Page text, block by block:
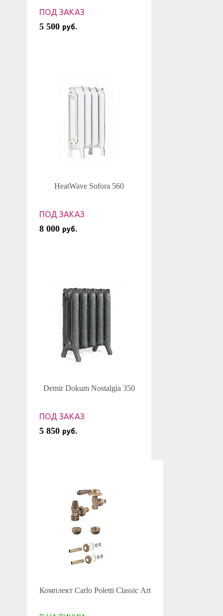
ПОД ЗАКАЗ
5 500 руб.
HeatWave Sofora 560
ПОД ЗАКАЗ
8 000 руб.
Demir Dokum Nostalgia 350
ПОД ЗАКАЗ
5 850 руб.
Комплект Carlo Poletti Classic Art